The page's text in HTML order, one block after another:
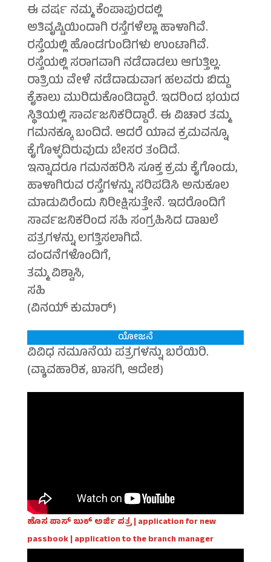
ಈ ವರ್ಷ ನಮ್ಮ ಕೆಂಪಾಪುರದಲ್ಲಿ
ಅತಿವೃಷ್ಟಿಯಿಂದಾಗಿ ರಸ್ತೆಗಳೆಲ್ಲಾ ಹಾಳಾಗಿವೆ.
ರಸ್ತೆಯಲ್ಲಿ ಹೊಂಡಗುಂಡಿಗಳು ಉಂಟಾಗಿವೆ.
ರಸ್ತೆಯಲ್ಲಿ ಸರಾಗವಾಗಿ ನಡೆದಾಡಲು ಆಗುತ್ತಿಲ್ಲ.
ರಾತ್ರಿಯ ವೇಳೆ ನಡೆದಾಡುವಾಗ ಹಲವರು ಬಿದ್ದು
ಕೈಕಾಲು ಮುರಿದುಕೊಂಡಿದ್ದಾರೆ. ಇದರಿಂದ ಭಯದ
ಸ್ಥಿತಿಯಲ್ಲಿ ಸಾರ್ವಜನಿಕರಿದ್ದಾರೆ. ಈ ವಿಚಾರ ತಮ್ಮ
ಗಮನಕ್ಕೂ ಬಂದಿದೆ. ಆದರೆ ಯಾವ ಕ್ರಮವನ್ನೂ
ಕೈಗೊಳ್ಳದಿರುವುದು ಬೇಸರ ತಂದಿದೆ.
ಇನ್ನಾದರೂ ಗಮನಹರಿಸಿ ಸೂಕ್ತ ಕ್ರಮ ಕೈಗೊಂಡು,
ಹಾಳಾಗಿರುವ ರಸ್ತೆಗಳನ್ನು ಸರಿಪಡಿಸಿ ಅನುಕೂಲ
ಮಾಡುವಿರೆಂದು ನಿರೀಕ್ಷಿಸುತ್ತೇನೆ. ಇದರೊಂದಿಗೆ
ಸಾರ್ವಜನಿಕರಿಂದ ಸಹಿ ಸಂಗ್ರಹಿಸಿದ ದಾಖಲೆ
ಪತ್ರಗಳನ್ನು ಲಗತ್ತಿಸಲಾಗಿದೆ.
ವಂದನೆಗಳೊಂದಿಗೆ,
ತಮ್ಮ ವಿಶ್ವಾಸಿ,
ಸಹಿ
(ವಿನಯ್ ಕುಮಾರ್)
ಯೋಜನೆ
ವಿವಿಧ ನಮೂನೆಯ ಪತ್ರಗಳನ್ನು ಬರೆಯಿರಿ.
(ವ್ಯಾವಹಾರಿಕ, ಖಾಸಗಿ, ಆದೇಶ)
ಹೊಸ ಪಾಸ್ ಬುಕ್ ಅರ್ಜಿ ಪತ್ರ | application for new
passbook | application to the branch manager